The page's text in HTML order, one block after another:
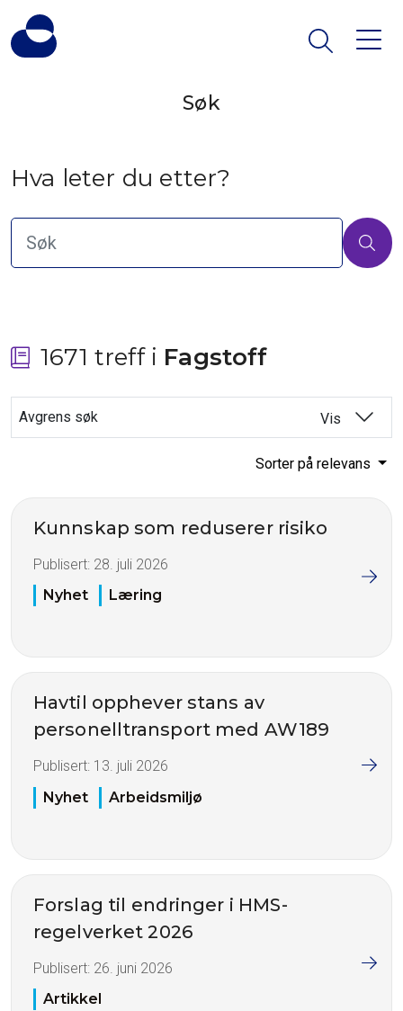
Søk
Hva leter du etter?
1671 treff i Fagstoff
Avgrens søk Vis
Sorter på relevans
Kunnskap som reduserer risiko
Publisert: 28. juli 2026
Nyhet
Læring
Havtil opphever stans av
personelltransport med AW189
Publisert: 13. juli 2026
Nyhet
Arbeidsmiljø
Forslag til endringer i HMS-
regelverket 2026
Publisert: 26. juni 2026
Artikkel